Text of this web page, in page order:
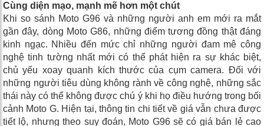
Cùng diện mạo, mạnh mẽ hơn một chút
Khi so sánh Moto G96 và những người anh em mới ra mắt
gần đây, dòng Moto G86, những điểm tương đồng thật đáng
kinh ngạc. Nhiều đến mức chỉ những người đam mê công
nghệ tinh tường nhất mới có thể phát hiện ra sự khác biệt,
chủ yếu xoay quanh kích thước của cụm camera. Đối với
những người tiêu dùng không rành về công nghệ, những sắc
thái này có thể không được chú ý khi họ điều hướng trong bối
cảnh Moto G. Hiện tại, thông tin chi tiết về giá vẫn chưa được
tiết lộ, nhưng theo suy đoán, Moto G96 sẽ có giá bán lẻ cao